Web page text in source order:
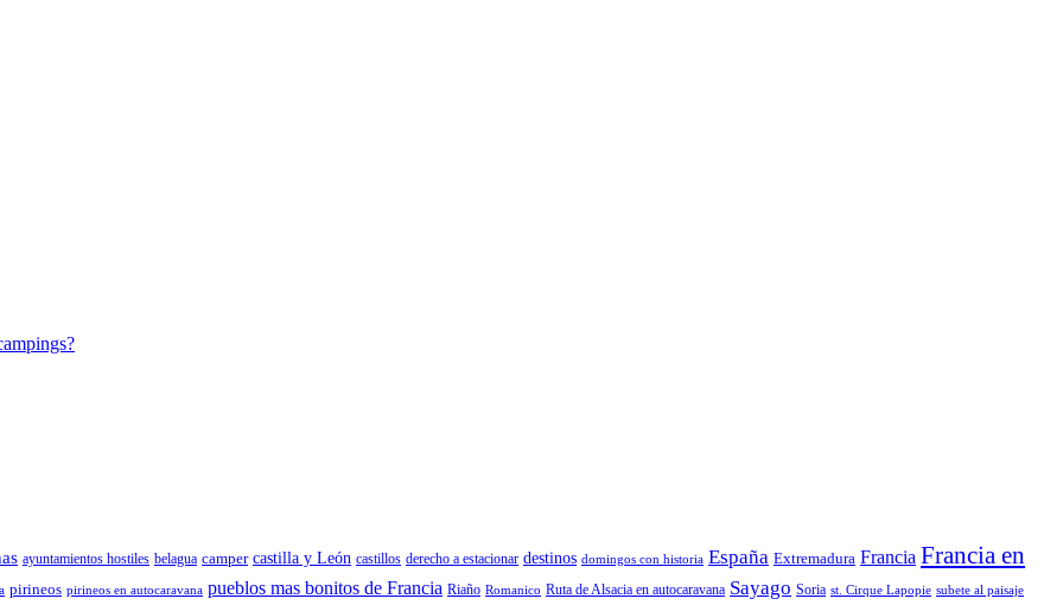
ayuntamientos hostiles belagua camper castilla y León castillos derecho a estacionar destinos domingos con historia España Extremadura Francia Francia en
pirineos pirineos en autocaravana pueblos mas bonitos de Francia Riaño Romanico Ruta de Alsacia en autocaravana Sayago Soria st. Cirque Lapopie subete al paisaje